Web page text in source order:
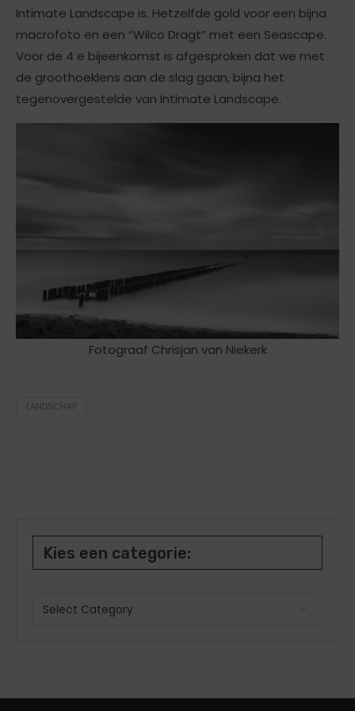
Intimate Landscape is. Hetzelfde gold voor een bijna
macrofoto en een “Wilco Dragt” met een Seascape.
Voor de 4 e bijeenkomst is afgesproken dat we met
de groothoeklens aan de slag gaan, bijna het
tegenovergestelde van Intimate Landscape.
Fotograaf Chrisjan van Niekerk
LANDSCHAP
Kies een categorie: